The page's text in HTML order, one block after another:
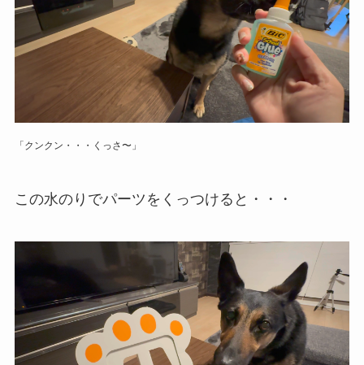
「クンクン・・・くっさ〜」
この水のりでパーツをくっつけると・・・